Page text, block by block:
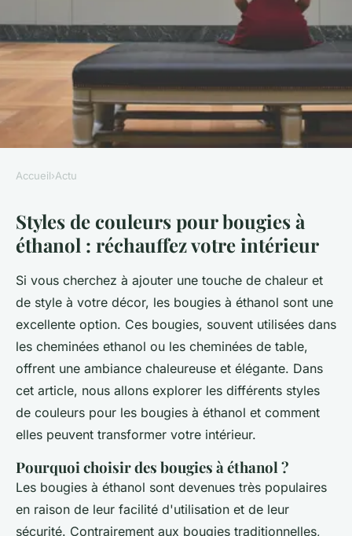
Styles de couleurs pour
bougies à éthanol : réchauffez
votre intérieur
violette • 21 janvier 2025 • 5 min de lecture
Accueil›Actu
Styles de couleurs pour bougies à
éthanol : réchauffez votre intérieur
Si vous cherchez à ajouter une touche de chaleur et
de style à votre décor, les bougies à éthanol sont une
excellente option. Ces bougies, souvent utilisées dans
les cheminées ethanol ou les cheminées de table,
offrent une ambiance chaleureuse et élégante. Dans
cet article, nous allons explorer les différents styles
de couleurs pour les bougies à éthanol et comment
elles peuvent transformer votre intérieur.
Pourquoi choisir des bougies à éthanol ?
Les bougies à éthanol sont devenues très populaires
en raison de leur facilité d'utilisation et de leur
sécurité. Contrairement aux bougies traditionnelles,